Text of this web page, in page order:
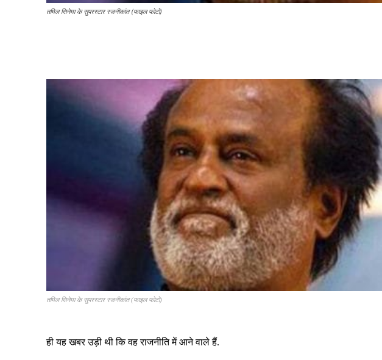
तमिल सिनेमा के सुपरस्टार रजनीकांत (फाइल फोटो)
तमिल सिनेमा के सुपरस्टार रजनीकांत (फाइल फोटो)
ही यह खबर उड़ी थी कि वह राजनीति में आने वाले हैं.